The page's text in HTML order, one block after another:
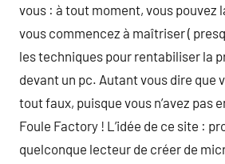
vous : à tout moment, vous pouvez
vous commencez à maîtriser (
les techniques pour rentabiliser la
devant un pc. Autant vous dire que
tout faux, puisque vous n’avez pas
Foule Factory ! L’idée de ce site :
quelconque lecteur de créer de